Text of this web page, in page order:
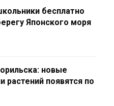
бесплатно
Японского моря
новые
растений появятся по